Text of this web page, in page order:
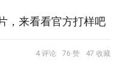
，来看看官方打样吧
4 评论 76 赞 47 收藏